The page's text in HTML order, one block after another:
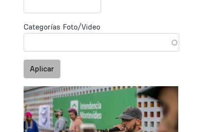
Categorías Foto/Video
Aplicar